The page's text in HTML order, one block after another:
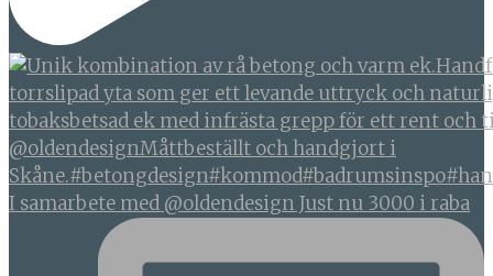
I samarbete med @oldendesign Just nu 3000 i raba